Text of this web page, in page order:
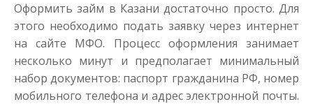
Одолжим до 30 дней
Сумма до50 000₽
Срок от 1до 30 дня
Оформить займ в Казани достаточно просто. Для
этого необходимо подать заявку через интернет
на сайте МФО. Процесс оформления занимает
несколько минут и предполагает минимальный
набор документов: паспорт гражданина РФ, номер
мобильного телефона и адрес электронной почты.